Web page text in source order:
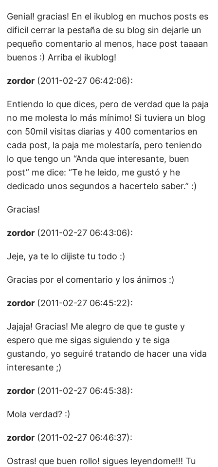
Genial! gracias! En el ikublog en muchos posts es
dificil cerrar la pestaña de su blog sin dejarle un
pequeño comentario al menos, hace post taaaan
buenos :) Arriba el ikublog!
zordor (2011-02-27 06:42:06):
Entiendo lo que dices, pero de verdad que la paja
no me molesta lo más mínimo! Si tuviera un blog
con 50mil visitas diarias y 400 comentarios en
cada post, la paja me molestaría, pero teniendo
lo que tengo un “Anda que interesante, buen
post” me dice: “Te he leido, me gustó y he
dedicado unos segundos a hacertelo saber.” :)
Gracias!
zordor (2011-02-27 06:43:06):
Jeje, ya te lo dijiste tu todo :)
Gracias por el comentario y los ánimos :)
zordor (2011-02-27 06:45:22):
Jajaja! Gracias! Me alegro de que te guste y
espero que me sigas siguiendo y te siga
gustando, yo seguiré tratando de hacer una vida
interesante ;)
zordor (2011-02-27 06:45:38):
Mola verdad? :)
zordor (2011-02-27 06:46:37):
Ostras! que buen rollo! sigues leyendome!!! Tu